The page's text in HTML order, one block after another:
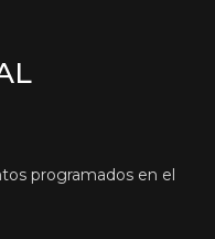
programados en el